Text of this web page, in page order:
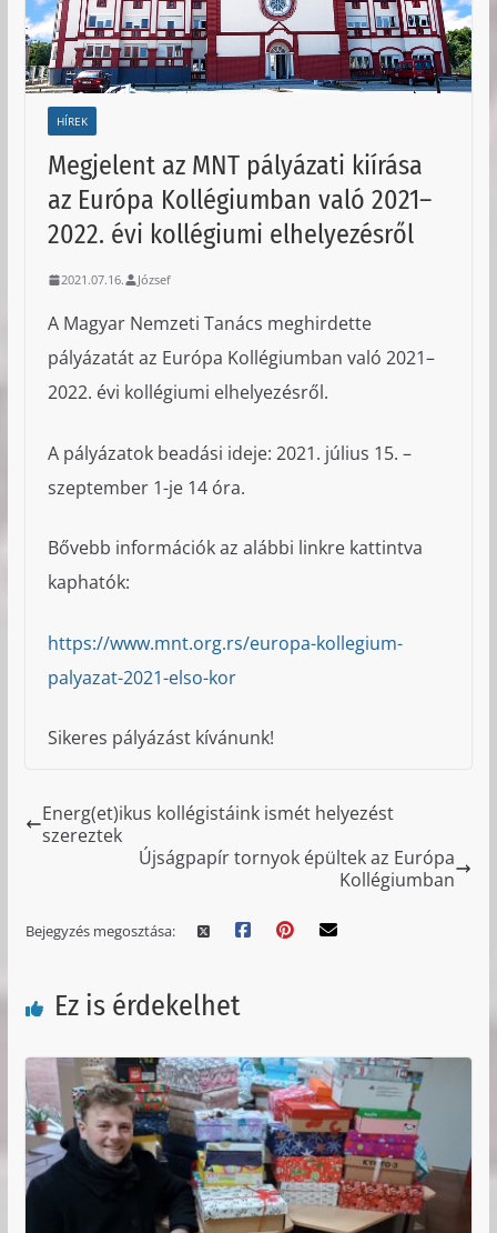
HÍREK
Megjelent az MNT pályázati kiírása
az Európa Kollégiumban való 2021–
2022. évi kollégiumi elhelyezésről
2021.07.16. József
A Magyar Nemzeti Tanács meghirdette
pályázatát az Európa Kollégiumban való 2021–
2022. évi kollégiumi elhelyezésről.
A pályázatok beadási ideje: 2021. július 15. –
szeptember 1-je 14 óra.
Bővebb információk az alábbi linkre kattintva
kaphatók:
https://www.mnt.org.rs/europa-kollegium-
palyazat-2021-elso-kor
Sikeres pályázást kívánunk!
Energ(et)ikus kollégistáink ismét helyezést
szereztek
Újságpapír tornyok épültek az Európa
Kollégiumban
Bejegyzés megosztása:
Ez is érdekelhet